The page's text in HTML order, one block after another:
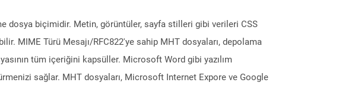
dosya biçimidir. Metin, görüntüler, sayfa stilleri gibi verileri CSS
MIME Türü Mesajı/RFC822'ye sahip MHT dosyaları, depolama
tüm içeriğini kapsüller. Microsoft Word gibi yazılım
sağlar. MHT dosyaları, Microsoft Internet Expore ve Google